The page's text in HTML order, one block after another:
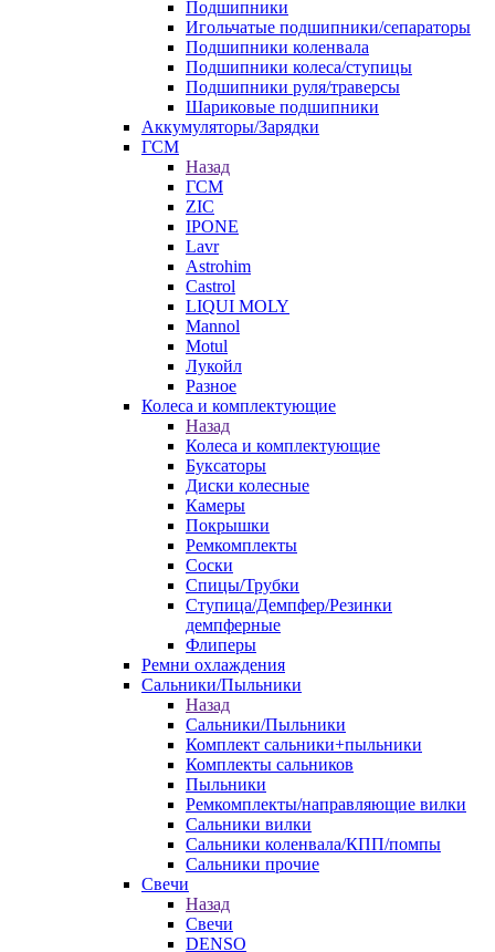
Подшипники
Игольчатые подшипники/сепараторы
Подшипники коленвала
Подшипники колеса/ступицы
Подшипники руля/траверсы
Шариковые подшипники
Аккумуляторы/Зарядки
ГСМ
Назад
ГСМ
ZIC
IPONE
Lavr
Astrohim
Castrol
LIQUI MOLY
Mannol
Motul
Лукойл
Разное
Колеса и комплектующие
Назад
Колеса и комплектующие
Буксаторы
Диски колесные
Камеры
Покрышки
Ремкомплекты
Соски
Спицы/Трубки
Ступица/Демпфер/Резинки
демпферные
Флиперы
Ремни охлаждения
Сальники/Пыльники
Назад
Сальники/Пыльники
Комплект сальники+пыльники
Комплекты сальников
Пыльники
Ремкомплекты/направляющие вилки
Сальники вилки
Сальники коленвала/КПП/помпы
Сальники прочие
Свечи
Назад
Свечи
DENSO